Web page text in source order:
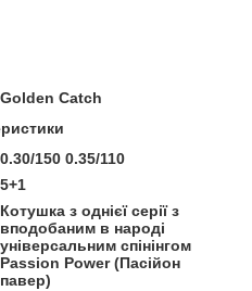
Golden Catch
0.30/150 0.35/110
5+1
Котушка з однієї серії з
вподобаним в народі
універсальним спінінгом
Passion Power (Пасійон
павер)